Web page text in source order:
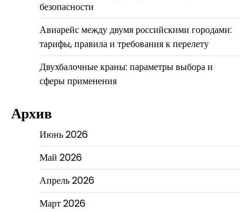
безопасности
Авиарейс между двумя российскими городами:
тарифы, правила и требования к перелету
Двухбалочные краны: параметры выбора и
сферы применения
Архив
Июнь 2026
Май 2026
Апрель 2026
Март 2026